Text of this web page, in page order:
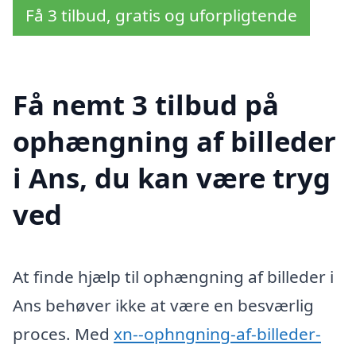
Få 3 tilbud, gratis og uforpligtende
Få nemt 3 tilbud på
ophængning af billeder
i Ans, du kan være tryg
ved
At finde hjælp til ophængning af billeder i
Ans behøver ikke at være en besværlig
proces. Med xn--ophngning-af-billeder-